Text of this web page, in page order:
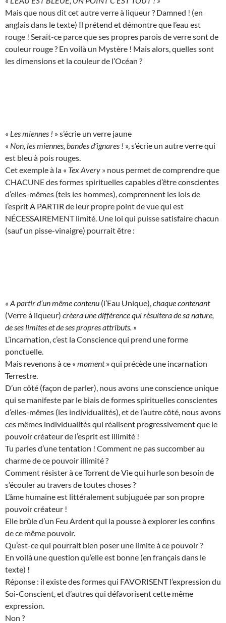
Mais que nous dit cet autre verre à liqueur ? Damned ! (en
anglais dans le texte) Il prétend et démontre que l’eau est
rouge ! Serait-ce parce que ses propres parois de verre sont de
couleur rouge ? En voilà un Mystère ! Mais alors, quelles sont
les dimensions et la couleur de l’Océan ?
« Les miennes ! » s’écrie un verre jaune
« Non, les miennes, bandes d’ignares ! », s’écrie un autre verre qui
est bleu à pois rouges.
Cet exemple à la « Tex Avery » nous permet de comprendre que
CHACUNE des formes spirituelles capables d’être conscientes
d’elles-mêmes (tels les hommes), comprennent les lois de
l’esprit A PARTIR de leur propre point de vue qui est
NÉCESSAIREMENT limité. Une loi qui puisse satisfaire chacun
(sauf un pisse-vinaigre) pourrait être :
« A partir d’un même contenu (l’Eau Unique), chaque contenant
(Verre à liqueur) créera une différence qui résultera de sa nature,
de ses limites et de ses propres attributs. »
L’incarnation, c’est la Conscience qui prend une forme
ponctuelle.
Mais revenons à ce « moment» qui précède une incarnation
Terrestre.
D’un côté (façon de parler), nous avons une conscience unique
qui se manifeste par le biais de formes spirituelles conscientes
d’elles-mêmes (les individualités), et de l’autre côté, nous avons
ces mêmes individualités qui réalisent progressivement que le
pouvoir créateur de l’esprit est illimité !
Tu parles d’une tentation ! Comment ne pas succomber au
charme de ce pouvoir illimité ?
Comment résister à ce Torrent de Vie qui hurle son besoin de
s’écouler au travers de toutes choses ?
L’âme humaine est littéralement subjuguée par son propre
pouvoir créateur !
Elle brûle d’un Feu Ardent qui la pousse à explorer les confins
de ce même pouvoir.
Qu’est-ce qui pourrait bien poser une limite à ce pouvoir ?
En voilà une question qu’elle est bonne (en français dans le
texte) !
Réponse : il existe des formes qui FAVORISENT l’expression du
Soi-Conscient, et d’autres qui défavorisent cette même
expression.
Non ?